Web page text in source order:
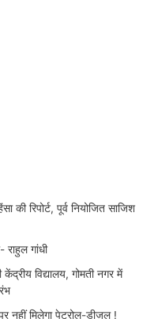
रिपोर्ट, पूर्व नियोजित साजिश
राहुल गांधी
विद्यालय, गोमती नगर में
नहीं मिलेगा पेट्रोल-डीजल !